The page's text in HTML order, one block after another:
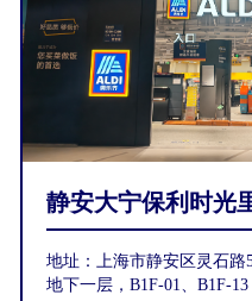
静安大宁保利时光
地址：上海市静安区灵石路
地下一层，B1F-01、B1F-13